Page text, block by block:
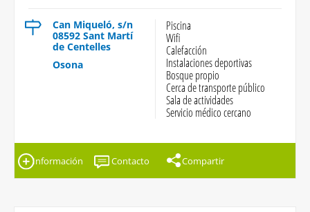
Can Miqueló, s/n
08592 Sant Martí
de Centelles
Osona
Piscina
Wifi
Calefacción
Instalaciones deportivas
Bosque propio
Cerca de transporte público
Sala de actividades
Servicio médico cercano
Información Contacto Compartir